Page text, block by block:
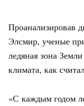
Проанализировав
Элсмир, ученые
ледяная зона
климата, как
«С каждым годом